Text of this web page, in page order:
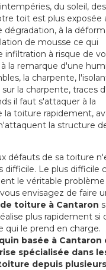
du soleil, des
toit est plus exposée
dégradation, à la
de mousse ce qui
infiltration à risque de
la remarque d'une
la charpente,
la charpente, traces
il faut s'attaquer à la
la toiture rapidement,
la structure
défauts de sa toiture
difficile. Le plus difficile
le véritable problème
envisagez de faire
toiture à Cantaron
plus rapidement si
qui le prend en charge.
basée à Cantaron
spécialisée dans
depuis plusieurs